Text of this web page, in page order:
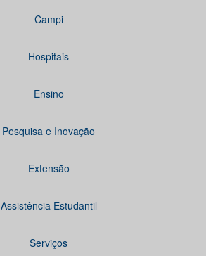
Campi
Hospitais
Ensino
Pesquisa e Inovação
Extensão
Assistência Estudantil
Serviços